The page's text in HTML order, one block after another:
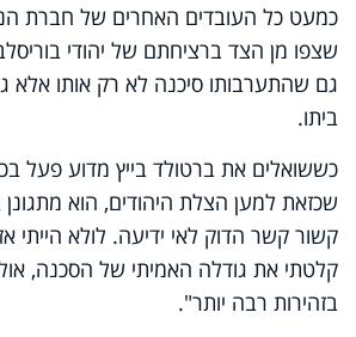
כמעט כל העובדים האחרים של חברת
שצפו מן הצד ברציחתם של יהודי
גם שהתערבותו סיכנה לא רק אותו אלא
ביתו.
כששואלים את ברטולד בייץ מדוע פעל
שכזאת למען הצלת היהודים, הוא
קלטתי את גודלה האמיתי של הסכנה,
בזהירות רבה יותר".